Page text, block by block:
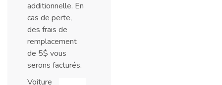
additionnelle. En
cas de perte,
des frais de
remplacement
de 5$ vous
serons facturés.
Voiture